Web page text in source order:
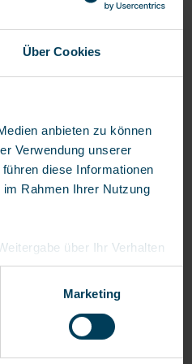
Über Cookies
anbieten zu können
Verwendung unserer
diese Informationen
Rahmen Ihrer Nutzung
über Ihr Verhalten
die diese
Marketing